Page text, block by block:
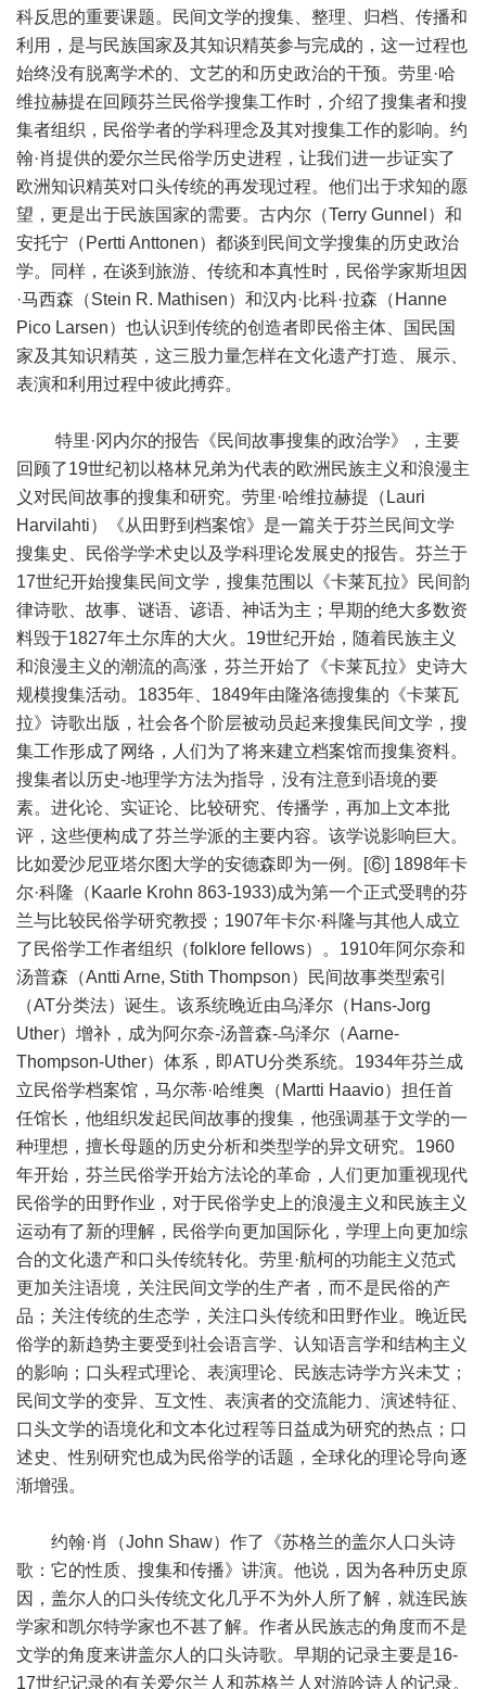
科反思的重要课题。民间文学的搜集、整理、归档、传播和
利用，是与民族国家及其知识精英参与完成的，这一过程也
始终没有脱离学术的、文艺的和历史政治的干预。劳里·哈
维拉赫提在回顾芬兰民俗学搜集工作时，介绍了搜集者和搜
集者组织，民俗学者的学科理念及其对搜集工作的影响。约
翰·肖提供的爱尔兰民俗学历史进程，让我们进一步证实了
欧洲知识精英对口头传统的再发现过程。他们出于求知的愿
望，更是出于民族国家的需要。古内尔（Terry Gunnel）和
安托宁（Pertti Anttonen）都谈到民间文学搜集的历史政治
学。同样，在谈到旅游、传统和本真性时，民俗学家斯坦因
·马西森（Stein R. Mathisen）和汉内·比科·拉森（Hanne
Pico Larsen）也认识到传统的创造者即民俗主体、国民国
家及其知识精英，这三股力量怎样在文化遗产打造、展示、
表演和利用过程中彼此搏弈。
特里·冈内尔的报告《民间故事搜集的政治学》，主要
回顾了19世纪初以格林兄弟为代表的欧洲民族主义和浪漫主
义对民间故事的搜集和研究。劳里·哈维拉赫提（Lauri
Harvilahti）《从田野到档案馆》是一篇关于芬兰民间文学
搜集史、民俗学学术史以及学科理论发展史的报告。芬兰于
17世纪开始搜集民间文学，搜集范围以《卡莱瓦拉》民间韵
律诗歌、故事、谜语、谚语、神话为主；早期的绝大多数资
料毁于1827年土尔库的大火。19世纪开始，随着民族主义
和浪漫主义的潮流的高涨，芬兰开始了《卡莱瓦拉》史诗大
规模搜集活动。1835年、1849年由隆洛德搜集的《卡莱瓦
拉》诗歌出版，社会各个阶层被动员起来搜集民间文学，搜
集工作形成了网络，人们为了将来建立档案馆而搜集资料。
搜集者以历史-地理学方法为指导，没有注意到语境的要
素。进化论、实证论、比较研究、传播学，再加上文本批
评，这些便构成了芬兰学派的主要内容。该学说影响巨大。
比如爱沙尼亚塔尔图大学的安德森即为一例。[⑥] 1898年卡
尔·科隆（Kaarle Krohn 863-1933)成为第一个正式受聘的芬
兰与比较民俗学研究教授；1907年卡尔·科隆与其他人成立
了民俗学工作者组织（folklore fellows）。1910年阿尔奈和
汤普森（Antti Arne, Stith Thompson）民间故事类型索引
（AT分类法）诞生。该系统晚近由乌泽尔（Hans-Jorg
Uther）增补，成为阿尔奈-汤普森-乌泽尔（Aarne-
Thompson-Uther）体系，即ATU分类系统。1934年芬兰成
立民俗学档案馆，马尔蒂·哈维奥（Martti Haavio）担任首
任馆长，他组织发起民间故事的搜集，他强调基于文学的一
种理想，擅长母题的历史分析和类型学的异文研究。1960
年开始，芬兰民俗学开始方法论的革命，人们更加重视现代
民俗学的田野作业，对于民俗学史上的浪漫主义和民族主义
运动有了新的理解，民俗学向更加国际化，学理上向更加综
合的文化遗产和口头传统转化。劳里·航柯的功能主义范式
更加关注语境，关注民间文学的生产者，而不是民俗的产
品；关注传统的生态学，关注口头传统和田野作业。晚近民
俗学的新趋势主要受到社会语言学、认知语言学和结构主义
的影响；口头程式理论、表演理论、民族志诗学方兴未艾；
民间文学的变异、互文性、表演者的交流能力、演述特征、
口头文学的语境化和文本化过程等日益成为研究的热点；口
述史、性别研究也成为民俗学的话题，全球化的理论导向逐
渐增强。
约翰·肖（John Shaw）作了《苏格兰的盖尔人口头诗
歌：它的性质、搜集和传播》讲演。他说，因为各种历史原
因，盖尔人的口头传统文化几乎不为外人所了解，就连民族
学家和凯尔特学家也不甚了解。作者从民族志的角度而不是
文学的角度来讲盖尔人的口头诗歌。早期的记录主要是16-
17世纪记录的有关爱尔兰人和苏格兰人对游吟诗人的记录。